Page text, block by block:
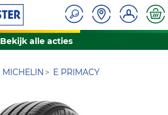
Bekijk alle acties
MICHELIN
E PRIMACY